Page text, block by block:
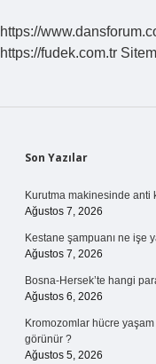
https://
https://fudek.com.tr
Sidebar
Son Yazılar
Kurutma makinesinde anti
Ağustos 7, 2026
Kestane şampuanı ne işe
Ağustos 7, 2026
Bosna-Hersek’te hangi
Ağustos 6, 2026
Kromozomlar hücre
görünür ?
Ağustos 5, 2026